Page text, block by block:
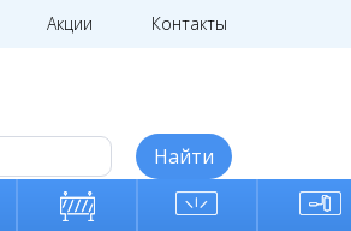
Акции Контакты
Найти